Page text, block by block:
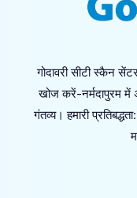
गोदावरी सीटी स्कैन
खोज करें-नर्मदापुरम में
गंतव्य। हमारी